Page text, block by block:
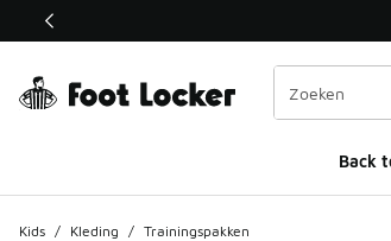
Deze link wordt geopend in een nieuw venster
Back
Kids / Kleding / Trainingspakken